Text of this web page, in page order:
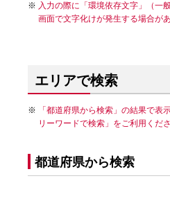
入力の際に「環境依存文字」（一
画面で文字化けが発生する場合が
エリアで検索
「都道府県から検索」の結果で
リーワードで検索」をご利用くださ
都道府県から検索